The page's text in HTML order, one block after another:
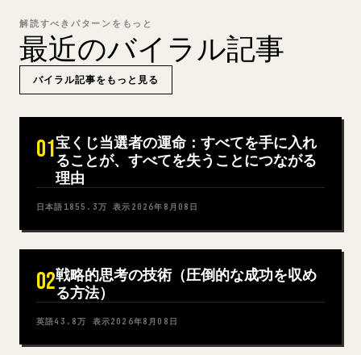
解読すべきパターンをもっと
最近のバイラル記事
バイラル記事をもっと見る
01宝くじ当選者の運命：すべてを手に入れ
ることが、すべてを失うことにつながる
理由
日本語 1855.3万 表示 2026年8月08日
02戦略的思考の技術（圧倒的な成功を収め
る方法）
英語43.8万 表示2026年8月08日